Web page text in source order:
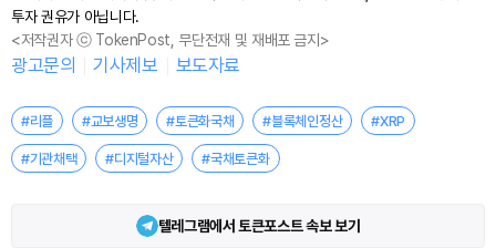
투자 권유가 아닙니다.
<저작권자 ⓒ TokenPost, 무단전재 및 재배포 금지>
광고문의 기사제보 보도자료
#리플 #교보생명 #토큰화국채 #블록체인정산 #XRP
#기관채택 #디지털자산 #국채토큰화
텔레그램에서 토큰포스트 속보 보기